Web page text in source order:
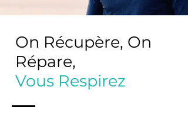
On Récupère, On
Répare,
Vous Respirez